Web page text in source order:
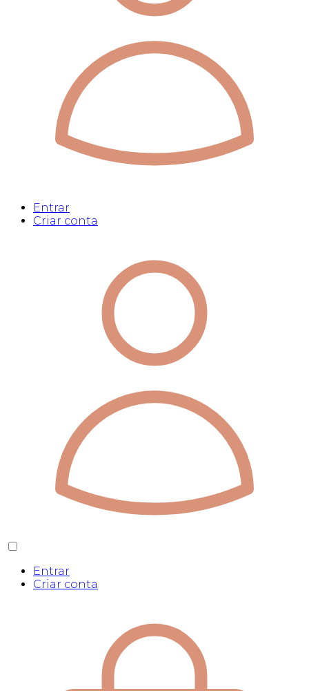
Entrar
Criar conta
Entrar
Criar conta